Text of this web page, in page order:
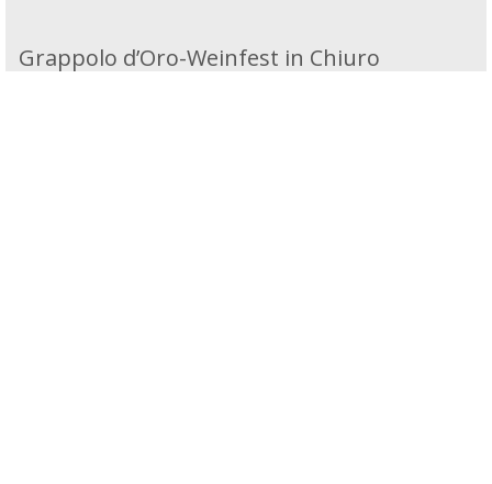
Grappolo d’Oro-Weinfest in Chiuro